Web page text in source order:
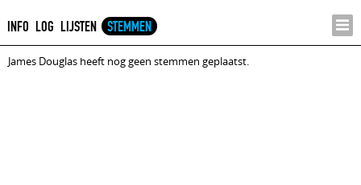
INFO LOG LIJSTEN STEMMEN
James Douglas heeft nog geen stemmen geplaatst.